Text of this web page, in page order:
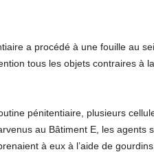
a procédé à une fouille au
tous les objets contraires à
pénitentiaire, plusieurs
au Bâtiment E, les agents
à eux à l’aide de